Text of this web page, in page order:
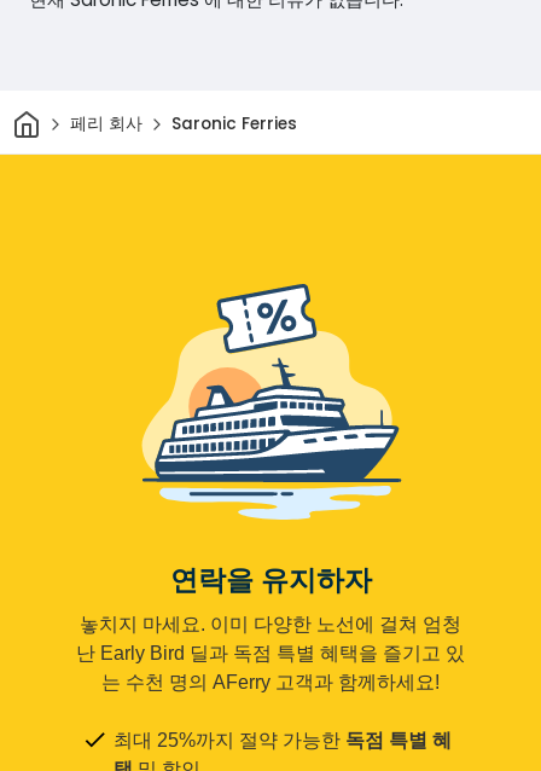
집 페리 회사 Saronic Ferries
연락을 유지하자
놓치지 마세요. 이미 다양한 노선에 걸쳐 엄청
난 Early Bird 딜과 독점 특별 혜택을 즐기고 있
는 수천 명의 AFerry 고객과 함께하세요!
최대 25%까지 절약 가능한 독점 특별 혜